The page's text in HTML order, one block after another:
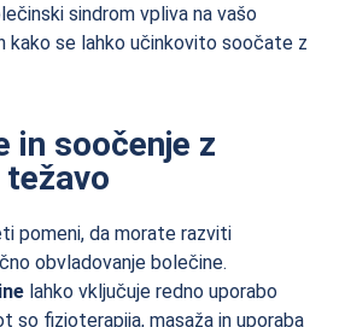
sindrom vpliva na vašo
kako se lahko učinkovito soočate z
in soočenje z
pomeni, da morate razviti
obvladovanje bolečine.
lahko vključuje redno uporabo
so fizioterapija, masaža in uporaba